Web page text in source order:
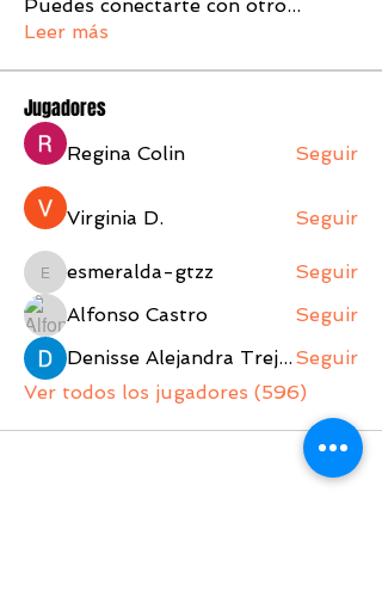
Puedes conectarte con otro...
Leer más
Jugadores
Regina Colin Seguir
Virginia D. Seguir
esmeralda-gtzz
esmeralda-gtzz
Seguir
Alfonso Castro
Seguir
Denisse Alejandra Trejo Lopez Seguir
Ver todos los jugadores (596)